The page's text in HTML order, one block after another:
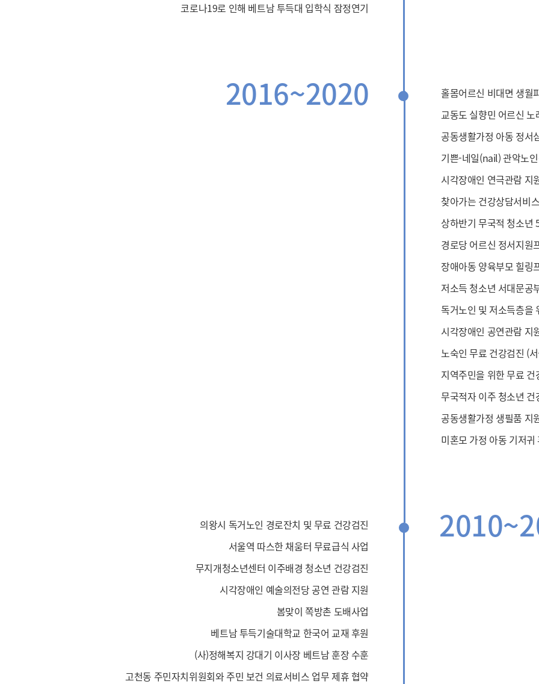
코로나19로 인해 베트남 투득대 입학식 잠정연기
2016~2020
홀몸어르신 비대면 생월
교동도 실향민 어르신
공동생활가정 아동 정서
기쁜-네일(nail) 관악노
시각장애인 연극관람 지
찾아가는 건강상담서비
상하반기 무국적 청소년
경로당 어르신 정서지원
장애아동 양육부모 힐링
저소득 청소년 서대문공
독거노인 및 저소득층을
시각장애인 공연관람 지
노숙인 무료 건강검진 (
지역주민을 위한 무료
무국적자 이주 청소년 건
공동생활가정 생필품 지
미혼모 가정 아동 기저귀
의왕시 독거노인 경로잔치 및 무료 건강검진
서울역 따스한 채움터 무료급식 사업
무지개청소년센터 이주배경 청소년 건강검진
시각장애인 예술의전당 공연 관람 지원
봄맞이 쪽방촌 도배사업
베트남 투득기술대학교 한국어 교재 후원
(사)정해복지 강대기 이사장 베트남 훈장 수훈
고천동 주민자치위원회와 주민 보건 의료서비스 업무 제휴 협약